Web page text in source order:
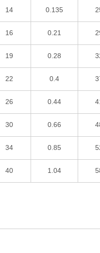
14 0.135
16 0.21
19 0.28
22 0.4
26 0.44
30 0.66
34 0.85
40 1.04